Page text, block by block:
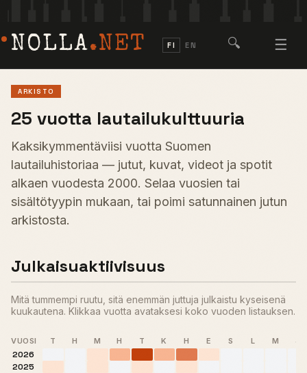
NOLLA.NET FI EN 🔍 ☰
ARKISTO
25 vuotta lautailukulttuuria
Kaksikymmentäviisi vuotta Suomen
lautailuhistoriaa — jutut, kuvat, videot ja spotit
alkaen vuodesta 2000. Selaa vuosien tai
sisältötyypin mukaan, tai poimi satunnainen jutun
arkistosta.
Julkaisuaktiivisuus
Mitä tummempi ruutu, sitä enemmän juttuja julkaistu kyseisenä
kuukautena. Klikkaa vuotta avataksesi koko vuoden listauksen.
VUOSI T H M H T K H E S L M J
2026
2025